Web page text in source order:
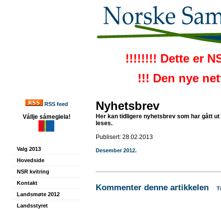
!!!!!!!! Dette er
!!! Den nye
RSS feed
Vállje sámegiela!
Valg 2013
Hovedside
NSR kvitring
Kontakt
Landsmøte 2012
Landsstyret
Nyhetsbrev
Her kan tidligere nyhetsbrev som har gått
leses.
Publisert: 28.02.2013
Desember 2012.
Kommenter denne artikkelen